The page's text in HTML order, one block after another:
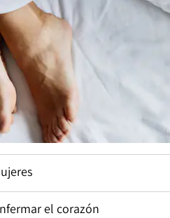
el corazón